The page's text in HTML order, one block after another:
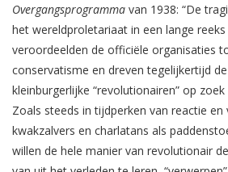
Overgangsprogramma van 1938: “De
het wereldproletariaat in een lange
veroordeelden de officiële organisaties
conservatisme en dreven tegelijkertijd
kleinburgerlijke “revolutionairen” op zoek
Zoals steeds in tijdperken van reactie en
kwakzalvers en charlatans als
willen de hele manier van revolutionair